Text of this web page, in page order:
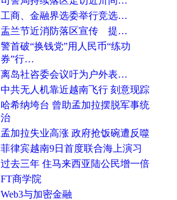
工商、金融界选委举行竞选…
盂兰节近消防落区宣传 提…
警首破“换钱党”用人民币“练功
券”行…
离岛社咨委会议吁为户外表…
中共无人机靠近越南飞行 刻意现踪
哈希纳垮台 曾助孟加拉摆脱军事统
治
孟加拉失业高涨 政府抢饭碗遭反噬
菲律宾越南9日首度联合海上演习
过去三年 住马来西亚陆公民增一倍
FT商学院
Web3与加密金融